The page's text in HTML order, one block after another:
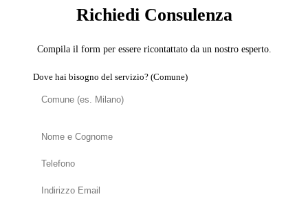
Richiedi Consulenza
Compila il form per essere ricontattato da un nostro esperto.
Dove hai bisogno del servizio? (Comune)